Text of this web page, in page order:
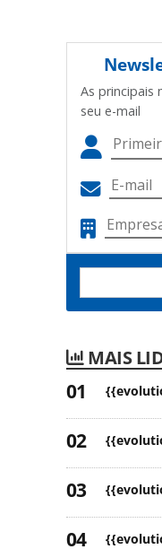
As principais
seu e-mail
MAIS